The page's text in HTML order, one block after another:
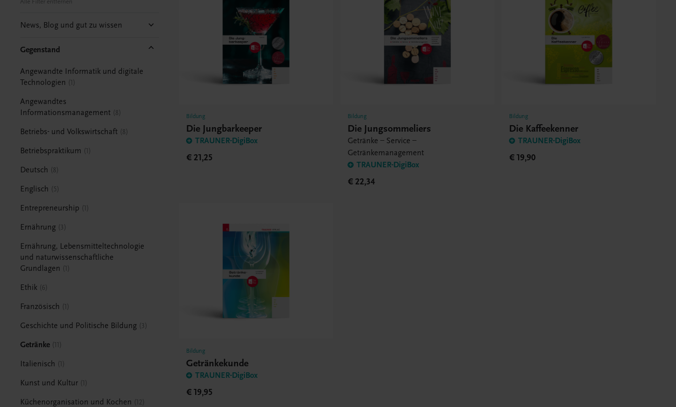
News, Blog und gut zu wissen
Gegenstand
Angewandte Informatik und digitale
Technologien
1
Angewandtes
Informationsmanagement 8
Betriebs- und Volkswirtschaft 8
Betriebspraktikum 1
Deutsch 8
Englisch 5
Entrepreneurship 1
Ernährung 3
Ernährung, Lebensmitteltechnologie
und naturwissenschaftliche
Grundlagen
1
Ethik 6
Französisch 1
Geschichte und Politische Bildung 3
Getränke 11
Italienisch 1
Kunst und Kultur 1
Küchenorganisation und Kochen 12
Bildung
Die Jungbarkeeper
TRAUNER-DigiBox
€ 21,25
Bildung
Die Jungsommeliers
Getränke – Service –
Getränkemanagement
TRAUNER-DigiBox
€ 22,34
Bildung
Die Kaffeekenner
TRAUNER-DigiBox
€ 19,90
Bildung
Getränkekunde
TRAUNER-DigiBox
€ 19,95